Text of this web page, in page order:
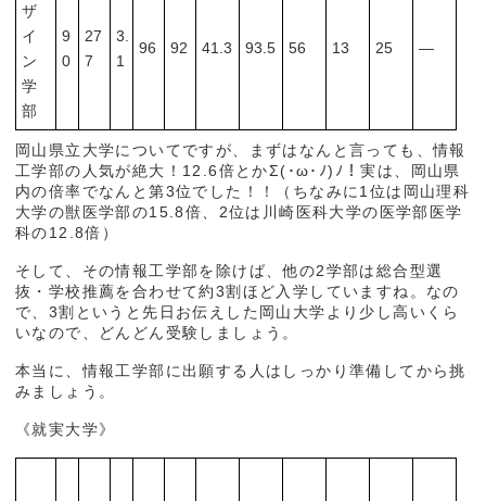
ザ
イ
ン
学
部
9
0
27
7
3.
1
96 92 41.3 93.5 56 13 25 ―
岡山県立大学についてですが、まずはなんと言っても、情報
工学部の人気が絶大！12.6倍とかΣ(･ω･ﾉ)ﾉ！実は、岡山県
内の倍率でなんと第3位でした！！（ちなみに1位は岡山理科
大学の獣医学部の15.8倍、2位は川崎医科大学の医学部医学
科の12.8倍）
そして、その情報工学部を除けば、他の2学部は総合型選
抜・学校推薦を合わせて約3割ほど入学していますね。なの
で、3割というと先日お伝えした岡山大学より少し高いくら
いなので、どんどん受験しましょう。
本当に、情報工学部に出願する人はしっかり準備してから挑
みましょう。
《就実大学》